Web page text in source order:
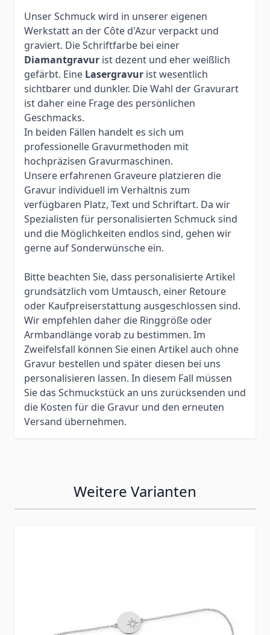
Unser Schmuck wird in unserer eigenen
Werkstatt an der Côte d'Azur verpackt und
graviert. Die Schriftfarbe bei einer
Diamantgravur ist dezent und eher weißlich
gefärbt. Eine Lasergravur ist wesentlich
sichtbarer und dunkler. Die Wahl der Gravurart
ist daher eine Frage des persönlichen
Geschmacks.
In beiden Fällen handelt es sich um
professionelle Gravurmethoden mit
hochpräzisen Gravurmaschinen.
Unsere erfahrenen Graveure platzieren die
Gravur individuell im Verhältnis zum
verfügbaren Platz, Text und Schriftart. Da wir
Spezialisten für personalisierten Schmuck sind
und die Möglichkeiten endlos sind, gehen wir
gerne auf Sonderwünsche ein.
Bitte beachten Sie, dass personalisierte Artikel
grundsätzlich vom Umtausch, einer Retoure
oder Kaufpreiserstattung ausgeschlossen sind.
Wir empfehlen daher die Ringgröße oder
Armbandlänge vorab zu bestimmen. Im
Zweifelsfall können Sie einen Artikel auch ohne
Gravur bestellen und später diesen bei uns
personalisieren lassen. In diesem Fall müssen
Sie das Schmuckstück an uns zurücksenden und
die Kosten für die Gravur und den erneuten
Versand übernehmen.
Weitere Varianten